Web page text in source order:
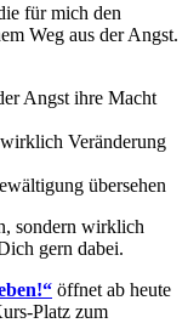
für mich den
Weg aus der Angst.
Angst ihre Macht
Veränderung
übersehen
sondern wirklich
gern dabei.
öffnet ab heute
Platz zum